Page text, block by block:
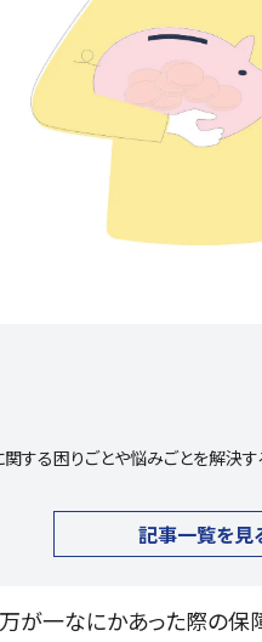
に関する困りごとや悩みごとを解
記事一覧を見
が一なにかあった際の